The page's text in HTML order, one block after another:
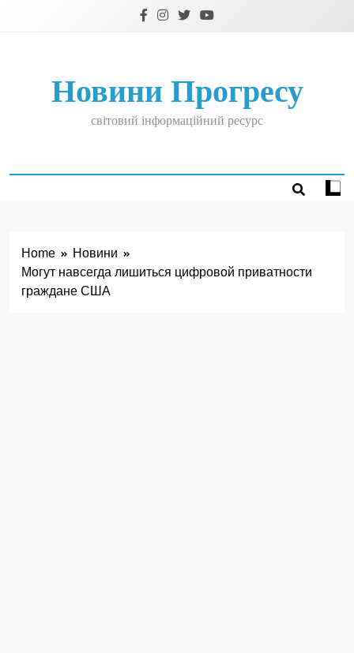
Новини Прогресу
світовий інформаційний ресурс
Home
Новини
Могут навсегда лишиться цифровой приватности
граждане США